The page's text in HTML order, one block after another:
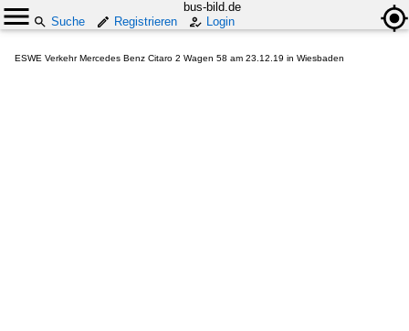
bus-bild.de
Suche
Registrieren Login
ESWE Verkehr Mercedes Benz Citaro 2 Wagen 58 am 23.12.19 in Wiesbaden